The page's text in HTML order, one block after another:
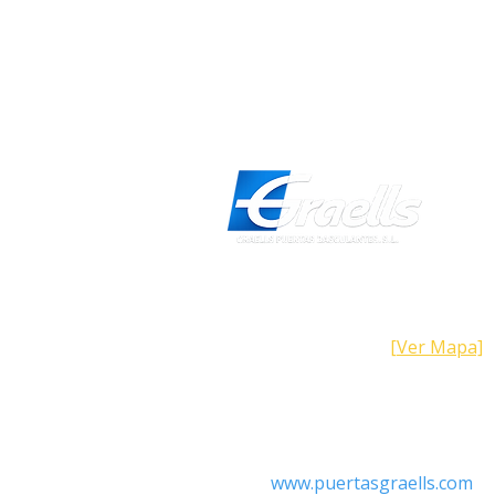
[Ver Mapa]
www.puertasgraells.com